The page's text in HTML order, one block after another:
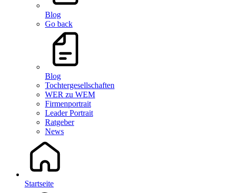
Blog
Go back
Blog
Tochtergesellschaften
WER zu WEM
Firmenportrait
Leader Portrait
Ratgeber
News
Startseite